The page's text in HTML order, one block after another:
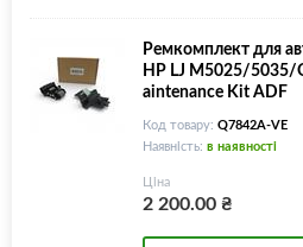
Ремкомплект для
HP LJ M5025/
aintenance Kit ADF
Код товару: Q7842A-VE
Наявність: в наявності
Ціна
2 200.00₴